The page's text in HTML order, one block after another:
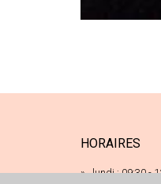
HORAIRES
lundi : 09:30 -